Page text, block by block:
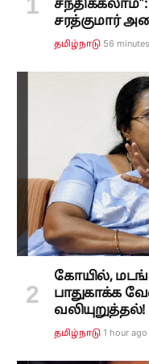
சரத்குமார்
தமிழ்நாடு 56
கோயில்,
பாதுகாக்க
வலியுறுத்தல்!
தமிழ்நாடு 1 hour ago